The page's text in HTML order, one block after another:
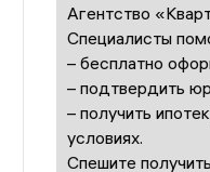
Агентство
Специалисты
– бесплатно
– подтвердить
– получить
условиях.
Спешите